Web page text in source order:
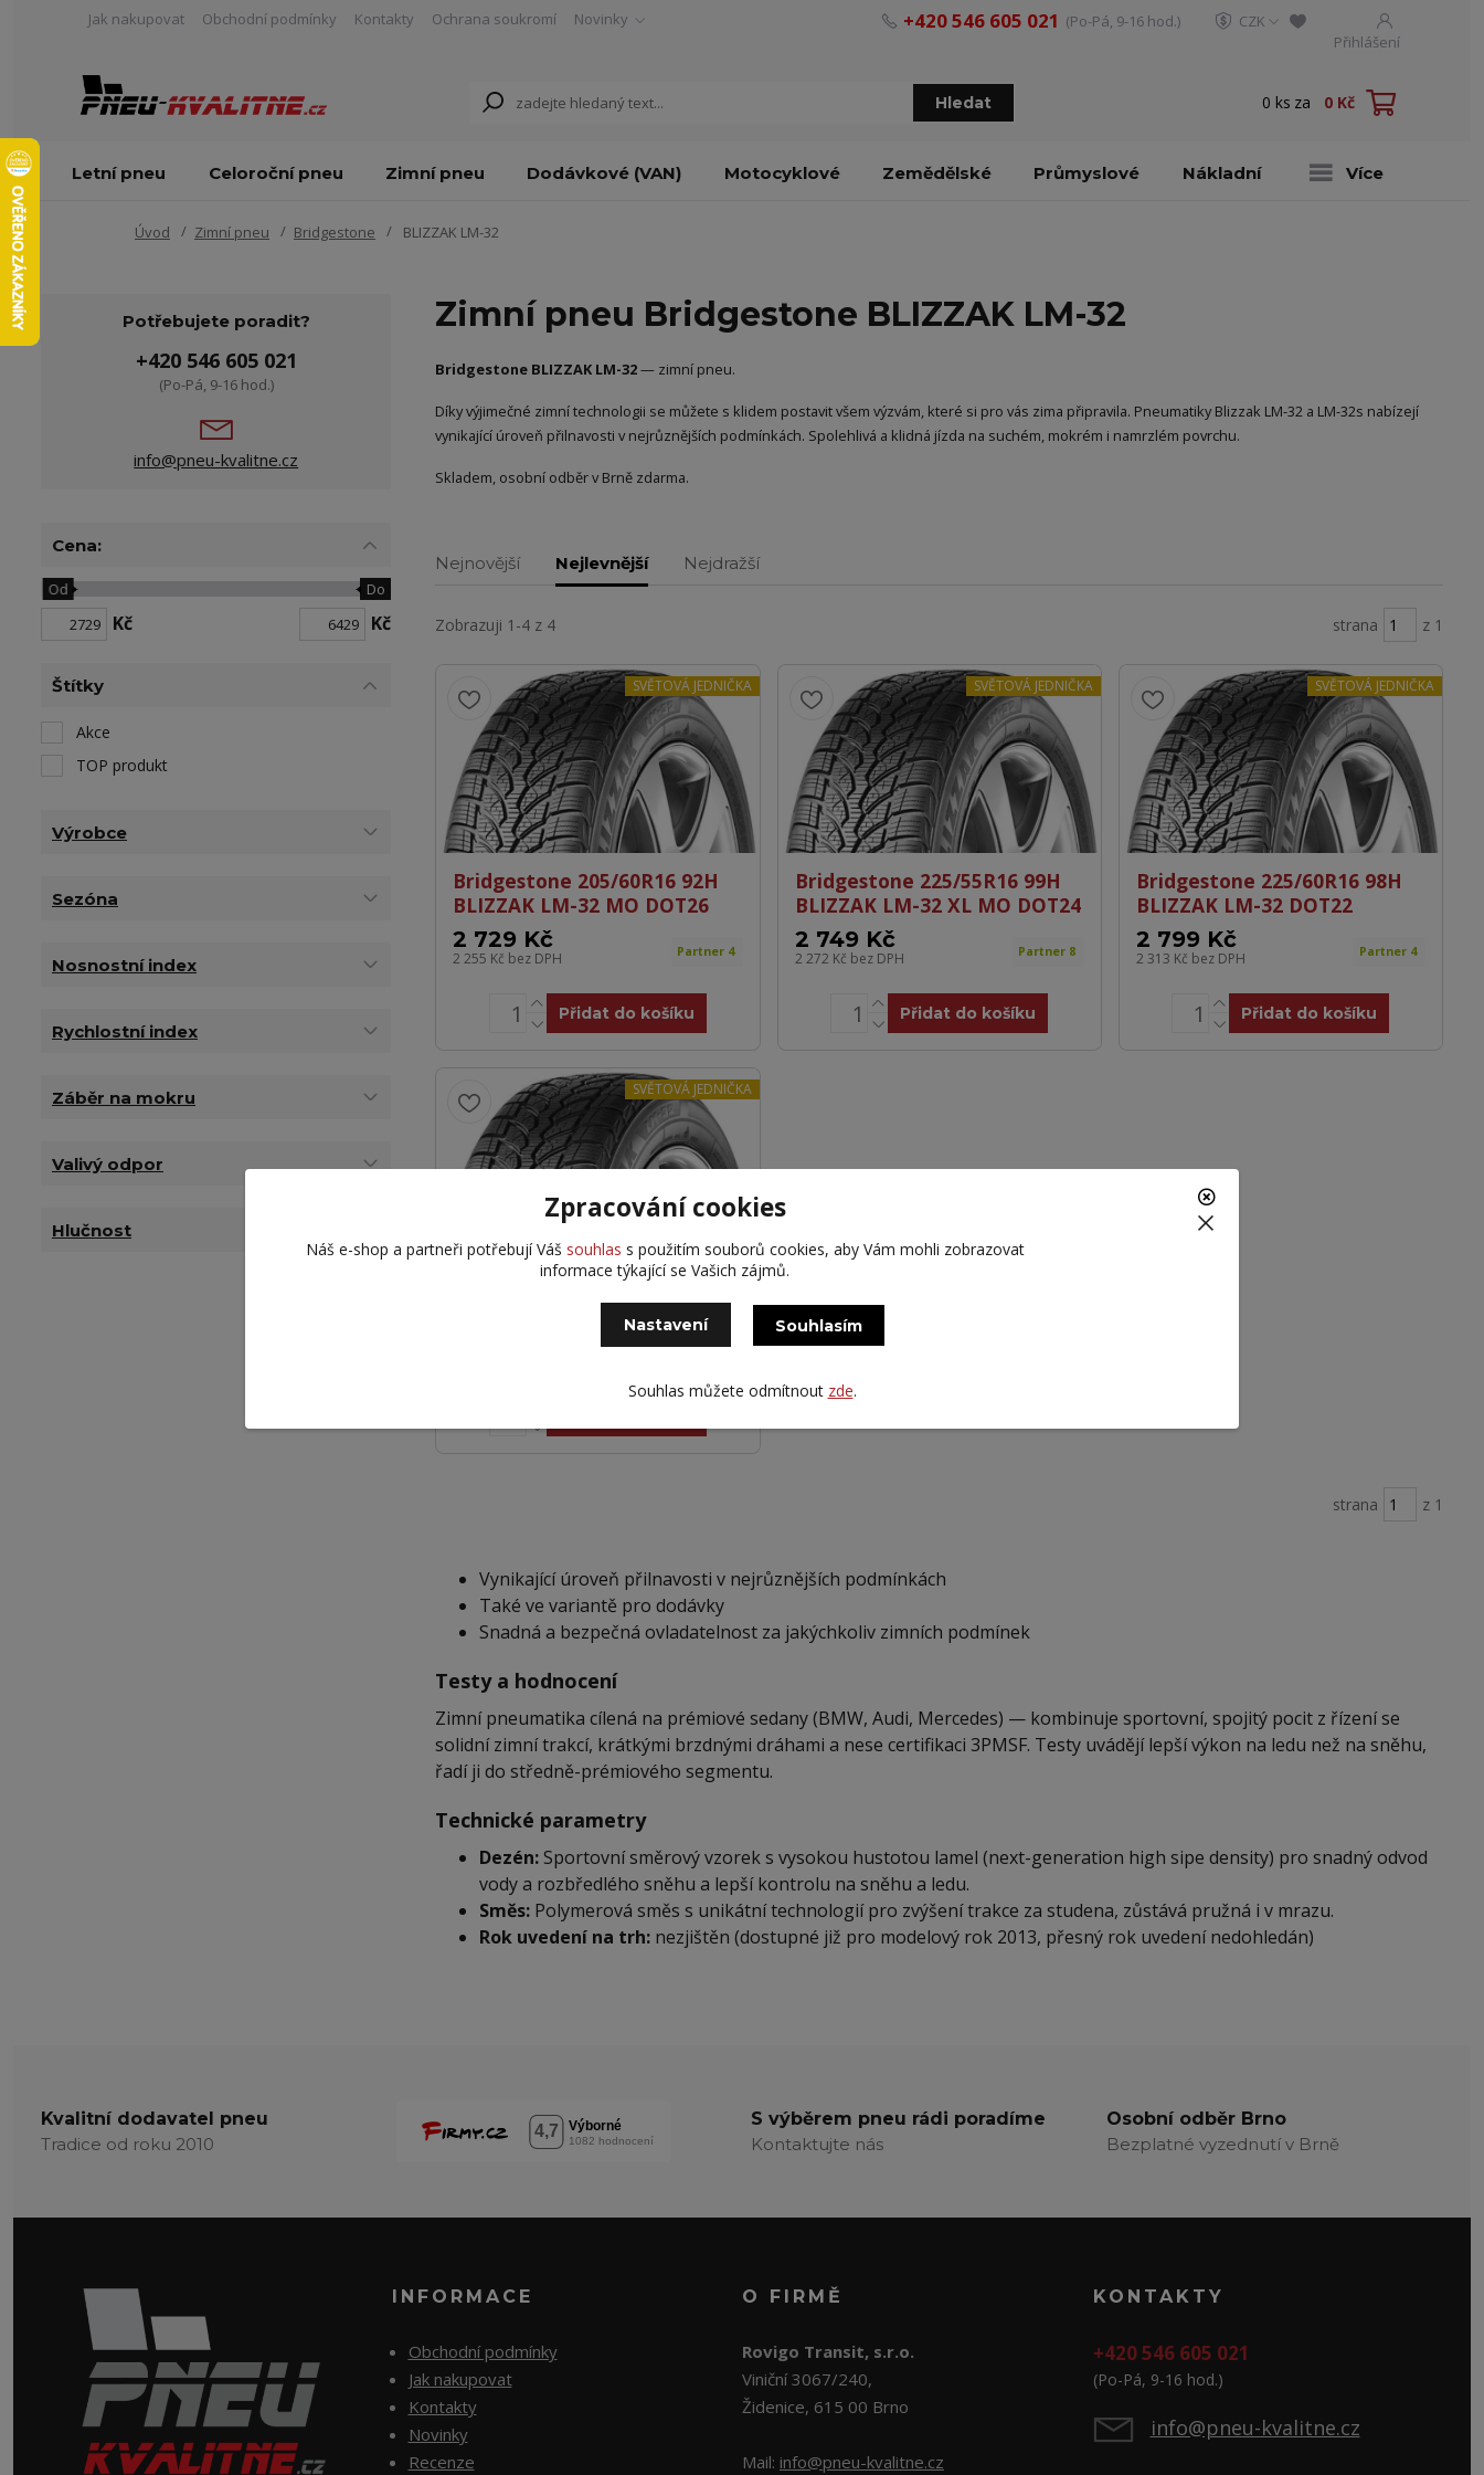
Jak nakupovat Obchodní podmínky Kontakty Ochrana soukromí Novinky
CZK
Přihlášení
Hledat
+420 546 605 021 (Po-Pá, 9-16 hod.)
0 ks za 0 Kč
Letní pneu Celoroční pneu Zimní pneu Dodávkové (VAN) Motocyklové Zemědělské Průmyslové Nákladní Více
Úvod Zimní pneu Bridgestone BLIZZAK LM-32
Zimní pneu Bridgestone BLIZZAK LM-32
Bridgestone BLIZZAK LM-32— zimní pneu.
Díky výjimečné zimní technologii se můžete s klidem postavit všem výzvám, které si pro vás zima připravila. Pneumatiky Blizzak LM-32 a LM-32s nabízejí
vynikající úroveň přilnavosti v nejrůznějších podmínkách. Spolehlivá a klidná jízda na suchém, mokrém i namrzlém povrchu.
Skladem, osobní odběr v Brně zdarma.
Nejnovější Nejlevnější Nejdražší
Zobrazuji 1-4 z 4 strana z 1
SVĚTOVÁ JEDNIČKA
Bridgestone 205/60R16 92H
BLIZZAK LM-32 MO DOT26
2 729 Kč
2 255 Kč bez DPH Partner 4
Přidat do košíku
SVĚTOVÁ JEDNIČKA
Bridgestone 225/55R16 99H
BLIZZAK LM-32 XL MO DOT24
2 749 Kč
2 272 Kč bez DPH Partner 8
Přidat do košíku
SVĚTOVÁ JEDNIČKA
Bridgestone 225/60R16 98H
BLIZZAK LM-32 DOT22
2 799 Kč
2 313 Kč bez DPH Partner 4
Přidat do košíku
SVĚTOVÁ JEDNIČKA
Bridgestone 215/45R20 95V
BLIZZAK LM-32 XL DOT25
strana z 1
Vynikající úroveň přilnavosti v nejrůznějších podmínkách
Také ve variantě pro dodávky
Snadná a bezpečná ovladatelnost za jakýchkoliv zimních podmínek
Testy a hodnocení
Zimní pneumatika cílená na prémiové sedany (BMW, Audi, Mercedes) — kombinuje sportovní, spojitý pocit z řízení se
solidní zimní trakcí, krátkými brzdnými dráhami a nese certifikaci 3PMSF. Testy uvádějí lepší výkon na ledu než na sněhu,
řadí ji do středně-prémiového segmentu.
Technické parametry
Dezén: Sportovní směrový vzorek s vysokou hustotou lamel (next-generation high sipe density) pro snadný odvod
vody a rozbředlého sněhu a lepší kontrolu na sněhu a ledu.
Směs: Polymerová směs s unikátní technologií pro zvýšení trakce za studena, zůstává pružná i v mrazu.
Rok uvedení na trh: nezjištěn (dostupné již pro modelový rok 2013, přesný rok uvedení nedohledán)
Cena:
Kč
Od Do
Kč
Štítky
Akce
TOP produkt
Výrobce
Sezóna
Nosnostní index
Rychlostní index
Záběr na mokru
Valivý odpor
Hlučnost
Potřebujete poradit?
+420 546 605 021
(Po-Pá, 9-16 hod.)
info@pneu-kvalitne.cz
Kvalitní dodavatel pneu
Tradice od roku 2010
S výběrem pneu rádi poradíme
Kontaktujte nás
Osobní odběr Brno
Bezplatné vyzednutí v Brně
INFORMACE
Obchodní podmínky
Jak nakupovat
Kontakty
Novinky
Recenze
O FIRMĚ
Rovigo Transit, s.r.o.
Viniční 3067/240,
Židenice, 615 00 Brno
Mail: info@pneu-kvalitne.cz
KONTAKTY
+420 546 605 021
(Po-Pá, 9-16 hod.)
info@pneu-kvalitne.cz
Zpracování cookies
Náš e-shop a partneři potřebují Váš souhlas s použitím souborů cookies, aby Vám mohli zobrazovat
informace týkající se Vašich zájmů.
Nastavení Souhlasím
Souhlas můžete odmítnout zde.